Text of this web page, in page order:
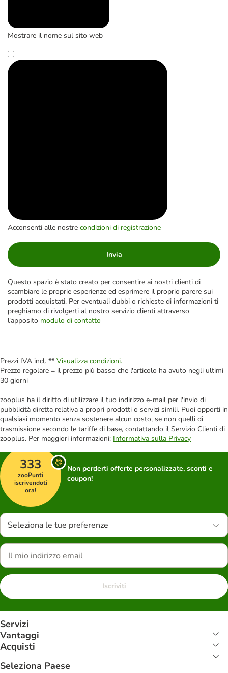
Mostrare il nome sul sito web
Acconsenti alle nostre condizioni di registrazione
Invia
Questo spazio è stato creato per consentire ai nostri clienti di
scambiare le proprie esperienze ed esprimere il proprio parere sui
prodotti acquistati. Per eventuali dubbi o richieste di informazioni ti
preghiamo di rivolgerti al nostro servizio clienti attraverso
l'apposito modulo di contatto
Prezzi IVA incl. ** Visualizza condizioni.
Prezzo regolare = il prezzo più basso che l'articolo ha avuto negli ultimi
30 giorni
zooplus ha il diritto di utilizzare il tuo indirizzo e-mail per l'invio di
pubblicità diretta relativa a propri prodotti o servizi simili. Puoi opporti in
qualsiasi momento senza sostenere alcun costo, se non quelli di
trasmissione secondo le tariffe di base, contattando il Servizio Clienti di
zooplus. Per maggiori informazioni: Informativa sulla Privacy
333
zooPunti
iscrivendoti
ora!
Non perderti offerte personalizzate, sconti e
coupon!
Seleziona le tue preferenze
Iscriviti
Servizi
Vantaggi
Acquisti
Seleziona Paese